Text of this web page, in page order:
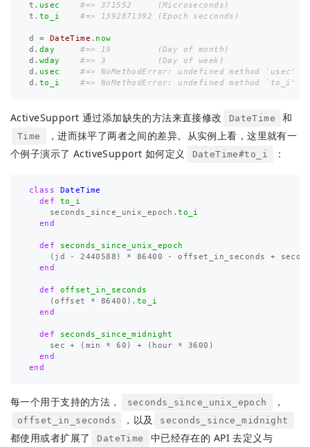
t . usec
#=> 371552     (Microseconds)
t . to_i #=> 1392871392 (Epoch secconds)
d = DateTime . now
d . day
#=> 19         (Day of month)
d . wday
#=> 3          (Day of week)
d . usec
#=> NoMethodError: undefined method `usec'
d . to_i #=> NoMethodError: undefined method `to_i'
ActiveSupport 通过添加缺失的方法来直接修改 DateTime 和
Time
，进而抹平了两者之间的差异。从实例上看，这里就有一
个例子演示了 ActiveSupport 如何定义
DateTime#to_i ：
class
DateTime
def
to_i
seconds_since_unix_epoch .to_i
end
def
seconds_since_unix_epoch
( jd - 2440588 ) * 86400 - offset_in_seconds +
end
def
offset_in_seconds
(offset * 86400 ). to_i
end
def
seconds_since_midnight
sec
+ ( min * 60 ) + ( hour * 3600 )
end
end
每一个用于支持的方法， seconds_since_unix_epoch ，
offset_in_seconds ，以及 seconds_since_midnight
都使用或者扩展了 DateTime 中已经存在的 API 去定义与